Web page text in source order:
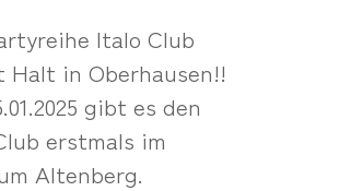
Italo Club
Halt in Oberhausen!!
gibt es den
erstmals im
Altenberg.